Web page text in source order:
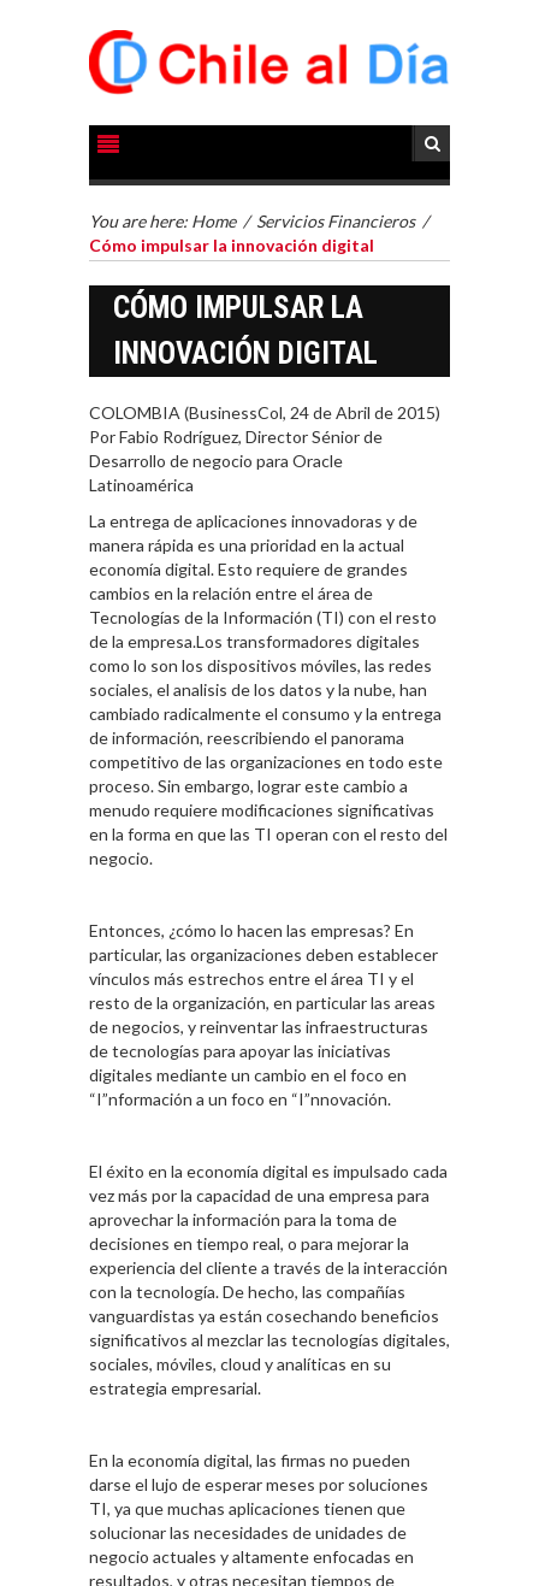
You are here: Home / Servicios Financieros /
Cómo impulsar la innovación digital
CÓMO IMPULSAR LA
INNOVACIÓN DIGITAL
COLOMBIA (BusinessCol, 24 de Abril de 2015)
Por Fabio Rodríguez, Director Sénior de
Desarrollo de negocio para Oracle
Latinoamérica
La entrega de aplicaciones innovadoras y de
manera rápida es una prioridad en la actual
economía digital. Esto requiere de grandes
cambios en la relación entre el área de
Tecnologías de la Información (TI) con el resto
de la empresa.Los transformadores digitales
como lo son los dispositivos móviles, las redes
sociales, el analisis de los datos y la nube, han
cambiado radicalmente el consumo y la entrega
de información, reescribiendo el panorama
competitivo de las organizaciones en todo este
proceso. Sin embargo, lograr este cambio a
menudo requiere modificaciones significativas
en la forma en que las TI operan con el resto del
negocio.
Entonces, ¿cómo lo hacen las empresas? En
particular, las organizaciones deben establecer
vínculos más estrechos entre el área TI y el
resto de la organización, en particular las areas
de negocios, y reinventar las infraestructuras
de tecnologías para apoyar las iniciativas
digitales mediante un cambio en el foco en
“I”nformación a un foco en “I”nnovación.
El éxito en la economía digital es impulsado cada
vez más por la capacidad de una empresa para
aprovechar la información para la toma de
decisiones en tiempo real, o para mejorar la
experiencia del cliente a través de la interacción
con la tecnología. De hecho, las compañías
vanguardistas ya están cosechando beneficios
significativos al mezclar las tecnologías digitales,
sociales, móviles, cloud y analíticas en su
estrategia empresarial.
En la economía digital, las firmas no pueden
darse el lujo de esperar meses por soluciones
TI, ya que muchas aplicaciones tienen que
solucionar las necesidades de unidades de
negocio actuales y altamente enfocadas en
resultados, y otras necesitan tiempos de